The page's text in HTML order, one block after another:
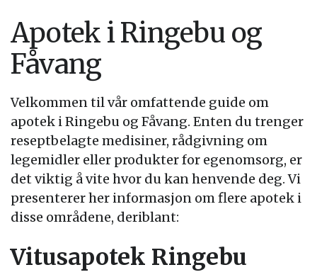
Apotek i Ringebu og
Fåvang
Velkommen til vår omfattende guide om
apotek i Ringebu og Fåvang. Enten du trenger
reseptbelagte medisiner, rådgivning om
legemidler eller produkter for egenomsorg, er
det viktig å vite hvor du kan henvende deg. Vi
presenterer her informasjon om flere apotek i
disse områdene, deriblant:
Vitusapotek Ringebu